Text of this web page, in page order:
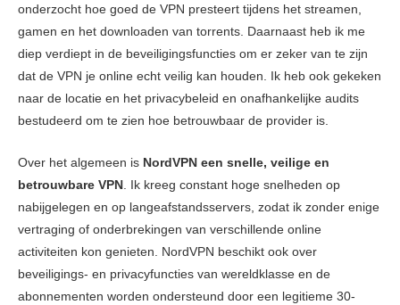
Streamen 9.8
Gamen 9.4
Servernetwerk 9.5
Privacy 9.5
Torrenten
Installatie en apps 9.5
Betrouwbaarheid & Ondersteuning 9.5
onderzocht hoe goed de VPN presteert tijdens het streamen,
gamen en het downloaden van torrents. Daarnaast heb ik me
diep verdiept in de beveiligingsfuncties om er zeker van te zijn
dat de VPN je online echt veilig kan houden. Ik heb ook gekeken
naar de locatie en het privacybeleid en onafhankelijke audits
bestudeerd om te zien hoe betrouwbaar de provider is.
Over het algemeen is NordVPN een snelle, veilige en
betrouwbare VPN. Ik kreeg constant hoge snelheden op
nabijgelegen en op langeafstandsservers, zodat ik zonder enige
vertraging of onderbrekingen van verschillende online
activiteiten kon genieten. NordVPN beschikt ook over
beveiligings- en privacyfuncties van wereldklasse en de
abonnementen worden ondersteund door een legitieme 30-